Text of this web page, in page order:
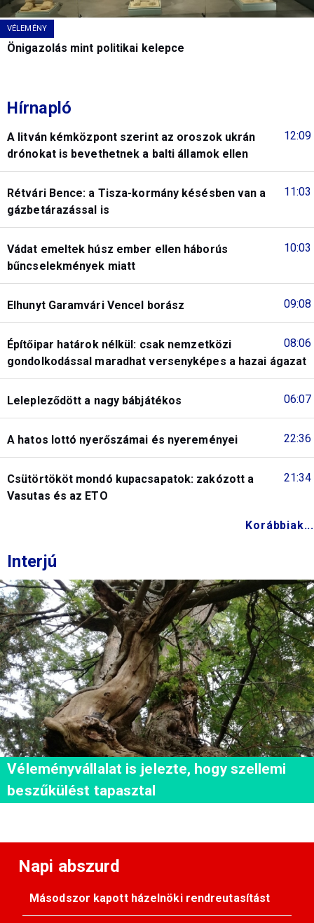
VÉLEMÉNY
Önigazolás mint politikai kelepce
Hírnapló
12:09
A litván kémközpont szerint az oroszok ukrán
drónokat is bevethetnek a balti államok ellen
11:03
Rétvári Bence: a Tisza-kormány késésben van a
gázbetárazással is
10:03
Vádat emeltek húsz ember ellen háborús
bűncselekmények miatt
09:08
Elhunyt Garamvári Vencel borász
08:06
Építőipar határok nélkül: csak nemzetközi
gondolkodással maradhat versenyképes a hazai ágazat
06:07
Lelepleződött a nagy bábjátékos
22:36
A hatos lottó nyerőszámai és nyereményei
21:34
Csütörtököt mondó kupacsapatok: zakózott a
Vasutas és az ETO
Korábbiak...
Interjú
Véleményvállalat is jelezte, hogy szellemi
beszűkülést tapasztal
Napi abszurd
Másodszor kapott házelnöki rendreutasítást